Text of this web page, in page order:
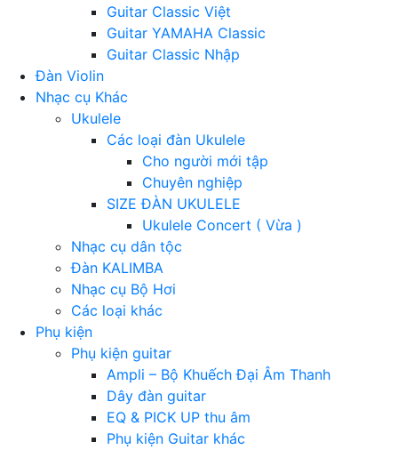
Guitar Classic Việt
Guitar YAMAHA Classic
Guitar Classic Nhập
Đàn Violin
Nhạc cụ Khác
Ukulele
Các loại đàn Ukulele
Cho người mới tập
Chuyên nghiệp
SIZE ĐÀN UKULELE
Ukulele Concert ( Vừa )
Nhạc cụ dân tộc
Đàn KALIMBA
Nhạc cụ Bộ Hơi
Các loại khác
Phụ kiện
Phụ kiện guitar
Ampli – Bộ Khuếch Đại Âm Thanh
Dây đàn guitar
EQ & PICK UP thu âm
Phụ kiện Guitar khác